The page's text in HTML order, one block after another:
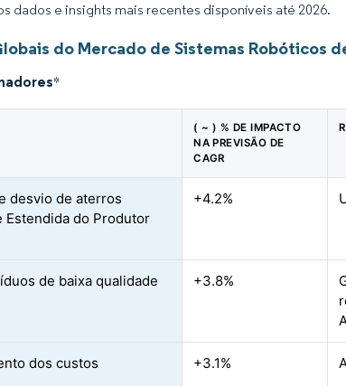
dados e insights mais recentes disponíveis até 2026.
do Mercado de Sistemas Robóticos
*
( ~ ) % DE IMPACTO
NA PREVISÃO DE
CAGR
desvio de aterros
Estendida do Produtor
+4.2%
de baixa qualidade +3.8%
dos custos
+3.1%